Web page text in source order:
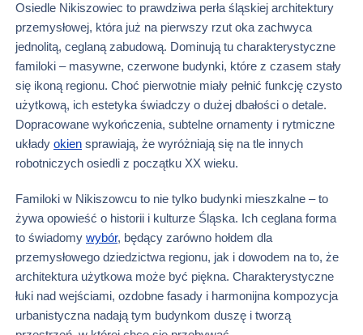
Osiedle Nikiszowiec to prawdziwa perła śląskiej architektury
przemysłowej, która już na pierwszy rzut oka zachwyca
jednolitą, ceglaną zabudową. Dominują tu charakterystyczne
familoki – masywne, czerwone budynki, które z czasem stały
się ikoną regionu. Choć pierwotnie miały pełnić funkcję czysto
użytkową, ich estetyka świadczy o dużej dbałości o detale.
Dopracowane wykończenia, subtelne ornamenty i rytmiczne
układy okien sprawiają, że wyróżniają się na tle innych
robotniczych osiedli z początku XX wieku.
Familoki w Nikiszowcu to nie tylko budynki mieszkalne – to
żywa opowieść o historii i kulturze Śląska. Ich ceglana forma
to świadomy wybór, będący zarówno hołdem dla
przemysłowego dziedzictwa regionu, jak i dowodem na to, że
architektura użytkowa może być piękna. Charakterystyczne
łuki nad wejściami, ozdobne fasady i harmonijna kompozycja
urbanistyczna nadają tym budynkom duszę i tworzą